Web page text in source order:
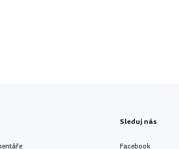
Sleduj nás
Facebook